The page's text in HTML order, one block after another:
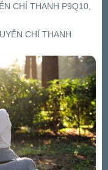
CHÍ THANH P9Q10,
CHÍ THANH